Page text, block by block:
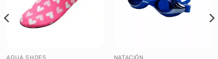
AQUA SHOES NATACIÓN